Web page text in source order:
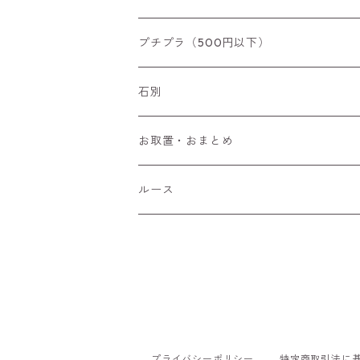
リング
ペンダントトップ
ブローチ
チャーム
プチプラ（500円以下）
石別
アイオライト
アウイナイト
お取置・おまとめ
ルース